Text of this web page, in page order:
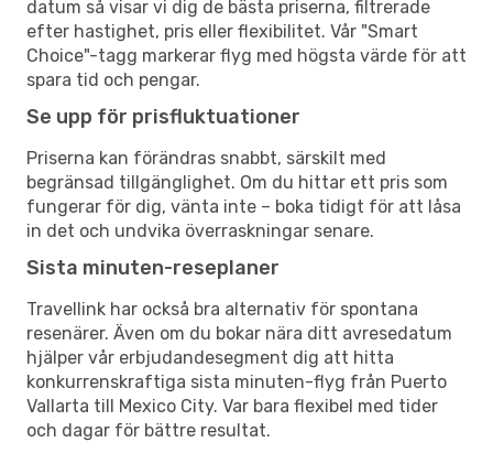
datum så visar vi dig de bästa priserna, filtrerade
efter hastighet, pris eller flexibilitet. Vår "Smart
Choice"-tagg markerar flyg med högsta värde för att
spara tid och pengar.
Se upp för prisfluktuationer
Priserna kan förändras snabbt, särskilt med
begränsad tillgänglighet. Om du hittar ett pris som
fungerar för dig, vänta inte – boka tidigt för att låsa
in det och undvika överraskningar senare.
Sista minuten-reseplaner
Travellink har också bra alternativ för spontana
resenärer. Även om du bokar nära ditt avresedatum
hjälper vår erbjudandesegment dig att hitta
konkurrenskraftiga sista minuten-flyg från Puerto
Vallarta till Mexico City. Var bara flexibel med tider
och dagar för bättre resultat.